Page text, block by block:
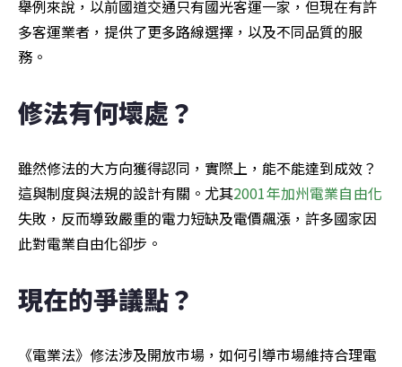
舉例來說，以前國道交通只有國光客運一家，但現在有許
多客運業者，提供了更多路線選擇，以及不同品質的服
務。
修法有何壞處？
雖然修法的大方向獲得認同，實際上，能不能達到成效？
這與制度與法規的設計有關。尤其2001年加州電業自由化
失敗，反而導致嚴重的電力短缺及電價飆漲，許多國家因
此對電業自由化卻步。
現在的爭議點？
《電業法》修法涉及開放市場，如何引導市場維持合理電